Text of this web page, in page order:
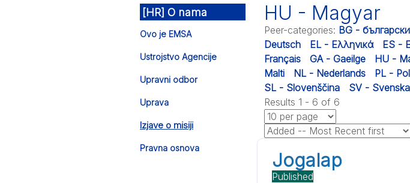
[HR] O nama
Ovo je EMSA
Ustrojstvo Agencije
Upravni odbor
Uprava
Izjave o misiji
Pravna osnova
HU - Magyar
Peer-categories: BG - български
Deutsch
EL - Ελληνικά ES -
Français
GA - Gaeilge HU -
Malti
NL - Nederlands PL -
SL - Slovenščina
SV - Svenska
Results 1 - 6 of 6
Jogalap
Published